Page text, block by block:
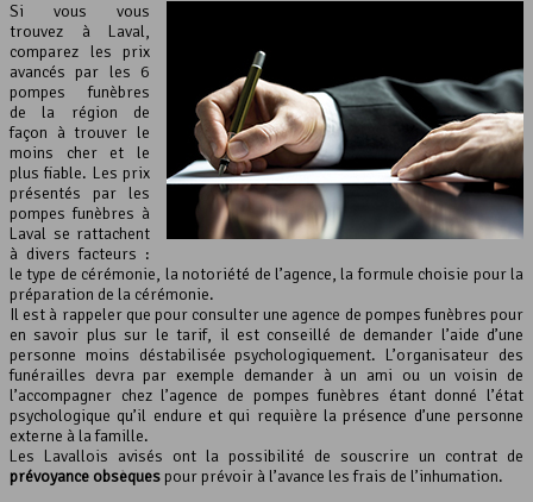
Si vous vous
trouvez à Laval,
comparez les prix
avancés par les 6
pompes funèbres
de la région de
façon à trouver le
moins cher et le
plus fiable. Les prix
présentés par les
pompes funèbres à
Laval se rattachent
à divers facteurs :
le type de cérémonie, la notoriété de l’agence, la formule choisie pour la
préparation de la cérémonie.
Il est à rappeler que pour consulter une agence de pompes funèbres pour
en savoir plus sur le tarif, il est conseillé de demander l’aide d’une
personne moins déstabilisée psychologiquement. L’organisateur des
funérailles devra par exemple demander à un ami ou un voisin de
l’accompagner chez l’agence de pompes funèbres étant donné l’état
psychologique qu’il endure et qui requière la présence d’une personne
externe à la famille.
Les Lavallois avisés ont la possibilité de souscrire un contrat de
prévoyance obsèques pour prévoir à l’avance les frais de l’inhumation.